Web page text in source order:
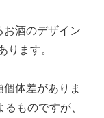
酒のデザイン
ます。
体差がありま
ものですが、